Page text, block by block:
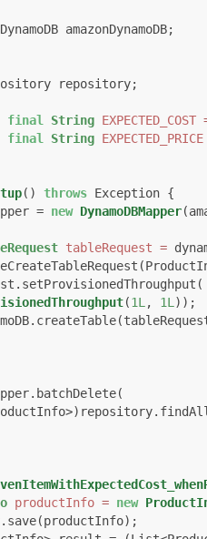
amazonDynamoDB;
final String EXPECTED_COST
final String EXPECTED_PRICE
() throws Exception {
=
new DynamoDBMapper
tableRequest =
(1L, 1L));
productInfo = new